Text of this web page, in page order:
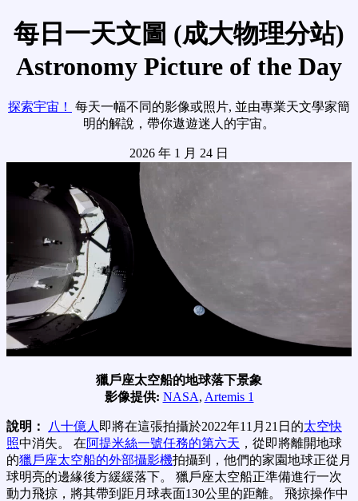
每日一天文圖 (成大物理分站)
Astronomy Picture of the Day
探索宇宙！
每天一幅不同的影像或照片, 並由專業天文學家簡
明的解說，帶你遨遊迷人的宇宙。
2026 年 1 月 24 日
獵戶座太空船的地球落下景象
影像提供: NASA, Artemis 1
說明： 八十億人 即將在這張拍攝於2022年11月21日的太空快
照中消失。 在阿提米絲一號任務的第六天 ，從即將離開地球
的獵戶座太空船的外部攝影機拍攝到，他們的家園地球正從月
球明亮的邊緣後方緩緩落下。 獵戶座太空船正準備進行一次
動力飛掠，將其帶到距月球表面130公里的距離。 飛掠操作中